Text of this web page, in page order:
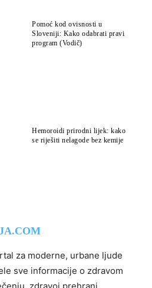
Pomoć kod ovisnosti u
Sloveniji: Kako odabrati pravi
program (Vodič)
Hemoroidi prirodni lijek: kako
se riješiti nelagode bez kemije
za moderne, urbane ljude
sve informacije o zdravom